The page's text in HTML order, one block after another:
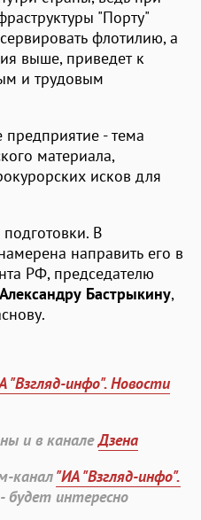
"Порту"
флотилию, а
выше, приведет к
и трудовым
предприятие - тема
материала,
исков для
подготовки. В
направить его в
РФ, председателю
Александру Бастрыкину,
"Взгляд-инфо". Новости
и в каналеДзена
канал"ИА "Взгляд-инфо".
будет интересно